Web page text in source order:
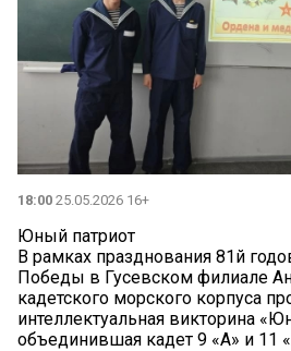
18:00 25.05.2026 16+
Юный патриот
В рамках празднования 81й
Победы в Гусевском филиале
кадетского морского корпуса
интеллектуальная викторина
объединившая кадет 9 «А» и 11